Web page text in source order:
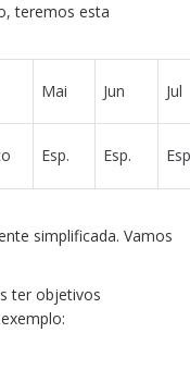
teremos esta
Mai Jun Jul
Esp. Esp.
simplificada. Vamos
ter objetivos